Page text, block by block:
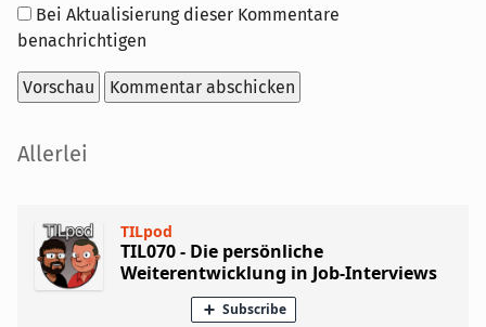
Optionen
Bei Aktualisierung dieser Kommentare
benachrichtigen
Seitenleiste
Allerlei